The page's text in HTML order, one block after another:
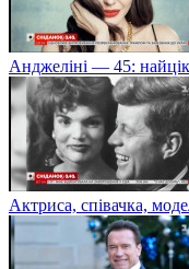
Анджеліні — 45:
Актриса, співачка,